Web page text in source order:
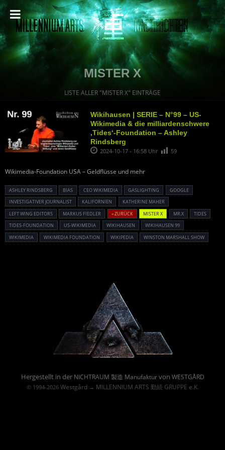
MISTER X
LISTE ALLER "MISTER X" EINTRÄGE
Wikihausen | SERIE – N°99 – US-
Wikimedia & die milliardenschwere
‚Tides‘-Foundation – Ashley
Rindsberg
2024-10-17 - 16:58 Uhr 59
Wikimedia-Foundation USA – Geldflüsse und mehr
ASHLEY RINDSBERG BIAS CEO WIKIMEDIA GASLIGHTING
GOOGLE
INVESTIGATIVER JOURNALIST
KALIFORNIEN
KATHERINE MAHER
LEFT WING EDITORS
MARKUS FIEDLER « ZURÜCK MISTER X MR.X
TIDES
TIDES-FOUNDATION
US-WIKIMEDIA WIKIHAUSEN
WIKIHAUSEN 99
WIKIMEDIA
WIKIMEDIA FOUNDATION WIKIPEDIA WINSTON MARSHALL SHOW
Hergestellt in der NICHTRAUM 製造 Manufakturvon WESTGÅRD
© 1994-2026 Westgård→ MILLENNIUM ARTS 勤続 GRUPPE e.K.
Powered By :